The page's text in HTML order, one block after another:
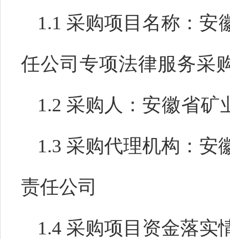
1.1 采购项目名称： 安
任公司专项法律服务采
1.2 采购人： 安徽省矿
1.3 采购代理机构：安
责任公司
1.4 采购项目资金落实